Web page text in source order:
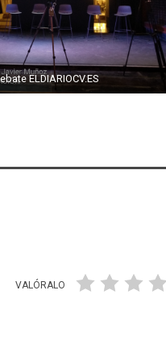
ELDIARIOCV.ES
VALÓRALO